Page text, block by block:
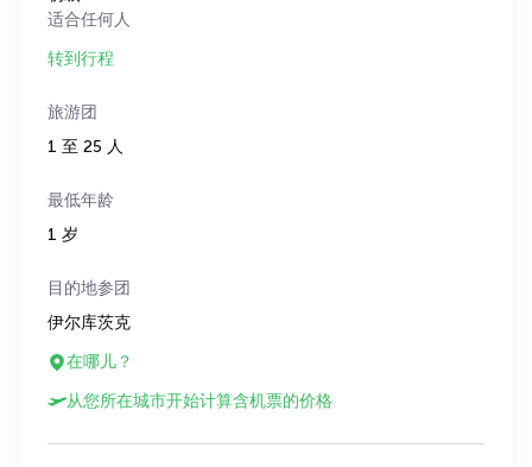
适合任何人
转到行程
旅游团
1 至 25 人
最低年龄
1 岁
目的地参团
伊尔库茨克
在哪儿？
从您所在城市开始计算含机票的价格